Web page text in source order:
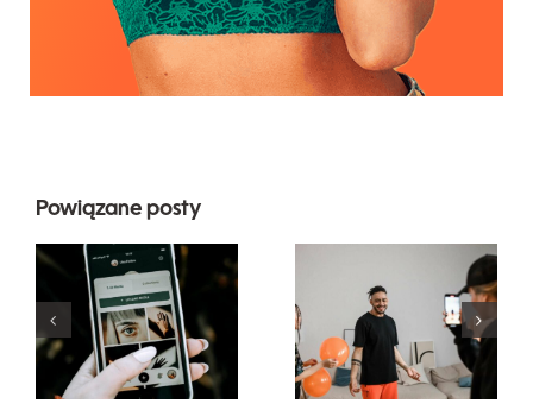
Powiązane posty
Najlepsze
praktyki
korzystania
z filtrów
rzeczywistości
rozszerzonej
Najbardziej
popularne
pytania
dotyczące
mediów